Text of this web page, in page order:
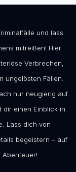
und lass
mitreißen! Hier
Verbrechen,
ungelösten Fällen.
nur neugierig auf
dir einen Einblick in
Lass dich von
begeistern – auf